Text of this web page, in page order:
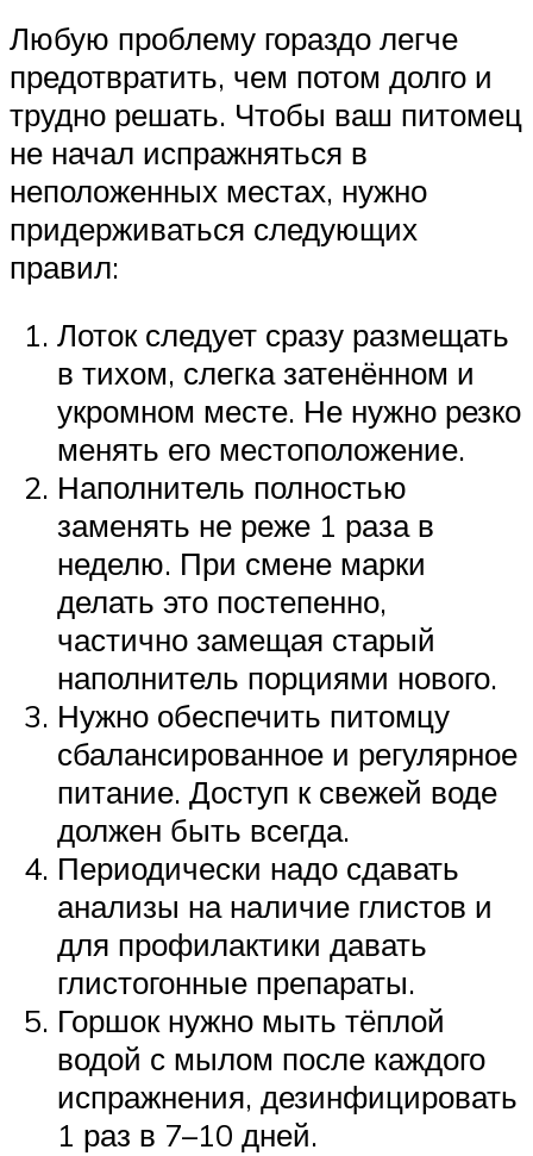
Любую проблему гораздо легче
предотвратить, чем потом долго и
трудно решать. Чтобы ваш питомец
не начал испражняться в
неположенных местах, нужно
придерживаться следующих
правил:
Лоток следует сразу размещать
в тихом, слегка затенённом и
укромном месте. Не нужно резко
менять его местоположение.
Наполнитель полностью
заменять не реже 1 раза в
неделю. При смене марки
делать это постепенно,
частично замещая старый
наполнитель порциями нового.
Нужно обеспечить питомцу
сбалансированное и регулярное
питание. Доступ к свежей воде
должен быть всегда.
Периодически надо сдавать
анализы на наличие глистов и
для профилактики давать
глистогонные препараты.
Горшок нужно мыть тёплой
водой с мылом после каждого
испражнения, дезинфицировать
1 раз в 7–10 дней.